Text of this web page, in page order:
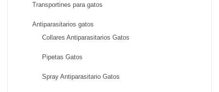
Transportines para gatos
Antiparasitarios gatos
Collares Antiparasitarios Gatos
Pipetas Gatos
Spray Antiparasitario Gatos